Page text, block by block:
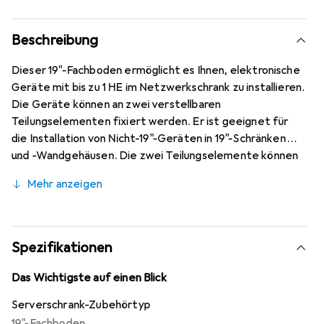
Beschreibung
Dieser 19"-Fachboden ermöglicht es Ihnen, elektronische
Geräte mit bis zu 1 HE im Netzwerkschrank zu installieren.
Die Geräte können an zwei verstellbaren
Teilungselementen fixiert werden. Er ist geeignet für
die Installation von Nicht-19"-Geräten in 19"-Schränken
und -Wandgehäusen. Die zwei Teilungselemente können
dafür hat der Fachboden zwei Reihen mit 16 Löchern (mit
mm). Hergestellt aus 1,2 mm dickem Stahl. Tiefe: 150 mm.
Farbe: schwarz. Max. Belastbarkeit: 6 kg.
Mehr anzeigen
Spezifikationen
Das Wichtigste auf einen Blick
Serverschrank-Zubehörtyp